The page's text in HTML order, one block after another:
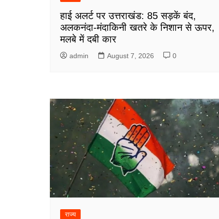
हाई अलर्ट पर उत्तराखंड: 85 सड़कें बंद,
अलकनंदा-मंदाकिनी खतरे के निशान से ऊपर,
मलबे में दबी कार
admin August 7, 2026 0
राज्य